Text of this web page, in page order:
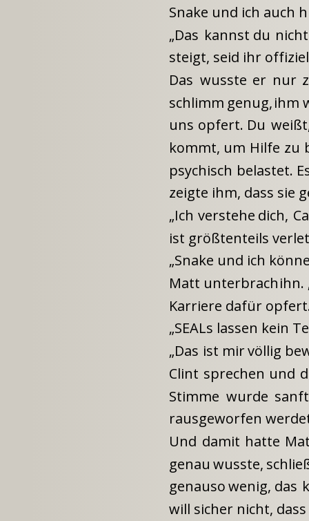
Snake und ich auch
„Das kannst du nicht
steigt, seid ihr
Das wusste er nur
schlimm genug,ihm
uns opfert. Du
kommt, um Hilfe zu
psychisch belastet.
zeigte ihm, dass sie
„Ich verstehe dich,
ist größtenteils
„Snake und ich
Matt unterbrachihn.
Karriere dafür
„SEALs lassen kein
„Das ist mirvöllig
Clint sprechen und
Stimme wurde
rausgeworfen
Und damit hatte
genau wusste,
genausowenig, das
will sicher nicht,